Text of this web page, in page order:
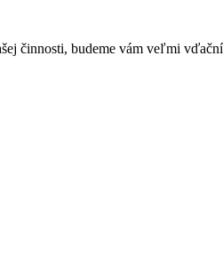
činnosti, budeme vám veľmi